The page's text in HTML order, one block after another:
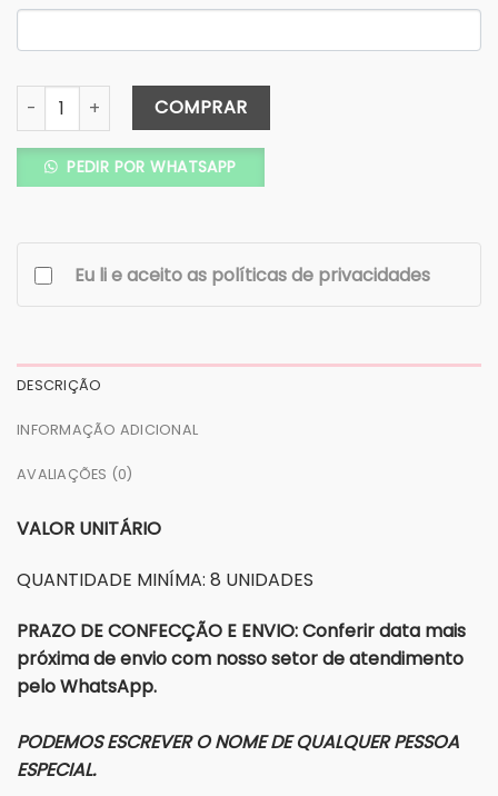
Porta Joia Personalizado - Nome em alto relevo - Cor
COMPRAR
PEDIR POR WHATSAPP
Eu li e aceito as políticas de privacidades
DESCRIÇÃO
INFORMAÇÃO ADICIONAL
AVALIAÇÕES (0)
VALOR UNITÁRIO
QUANTIDADE MINÍMA: 8 UNIDADES
PRAZO DE CONFECÇÃO E ENVIO: Conferir data mais
próxima de envio com nosso setor de atendimento
pelo WhatsApp.
PODEMOS ESCREVER O NOME DE QUALQUER PESSOA
ESPECIAL.